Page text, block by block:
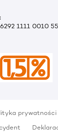
1111 0010
prywatności